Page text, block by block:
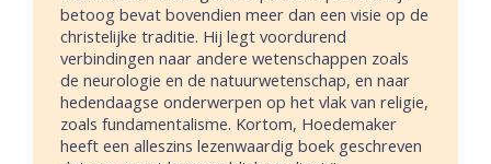
betoog bevat bovendien meer dan een visie op de
christelijke traditie. Hij legt voordurend
verbindingen naar andere wetenschappen zoals
de neurologie en de natuurwetenschap, en naar
hedendaagse onderwerpen op het vlak van religie,
zoals fundamentalisme. Kortom, Hoedemaker
heeft een alleszins lezenwaardig boek geschreven